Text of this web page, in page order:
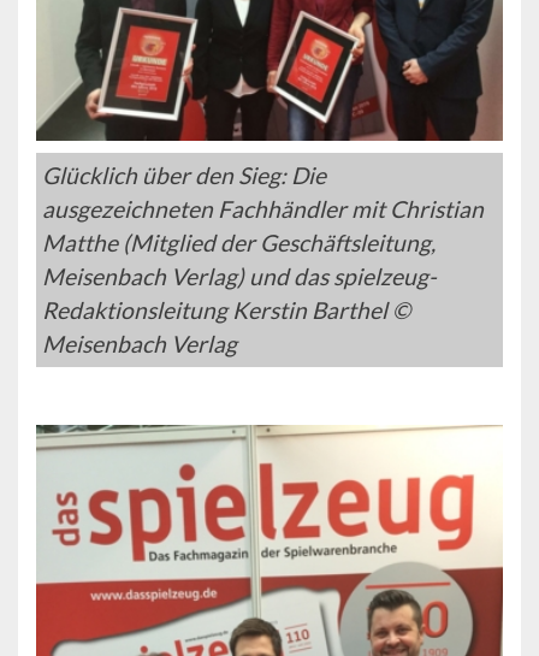
Glücklich über den Sieg: Die
ausgezeichneten Fachhändler mit Christian
Matthe (Mitglied der Geschäftsleitung,
Meisenbach Verlag) und das spielzeug-
Redaktionsleitung Kerstin Barthel ©
Meisenbach Verlag